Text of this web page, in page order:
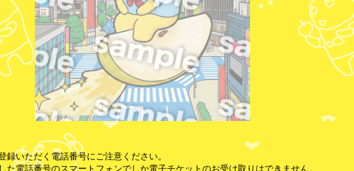
録いただく電話番号にご注意ください。
た電話番号のスマートフォンでしか電子チケットのお受け取りはできません。